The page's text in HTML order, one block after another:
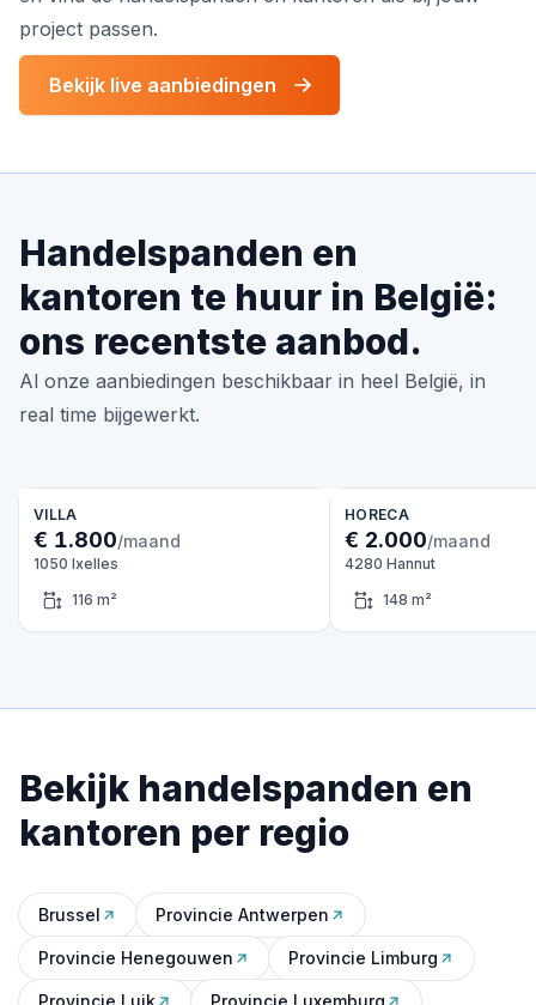
project passen.
Bekijk live aanbiedingen
Handelspanden en
kantoren te huur in België:
ons recentste aanbod.
Al onze aanbiedingen beschikbaar in heel België, in
real time bijgewerkt.
VILLA
€ 1.800/maand
1050 Ixelles
116 m²
HORECA
€ 2.000/maand
4280 Hannut
148 m²
Bekijk handelspanden en
kantoren per regio
Brussel Provincie Antwerpen
Provincie Henegouwen Provincie Limburg
Provincie Luik Provincie Luxemburg